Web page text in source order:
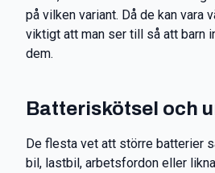
på vilken variant. Då de kan vara
viktigt att man ser till så att barn
dem.
Batteriskötsel och
De flesta vet att större batterier
bil, lastbil, arbetsfordon eller